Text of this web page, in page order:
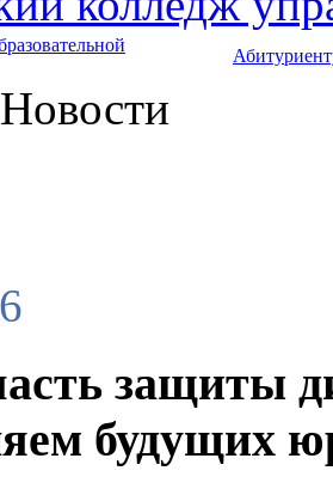
защиты
будущих